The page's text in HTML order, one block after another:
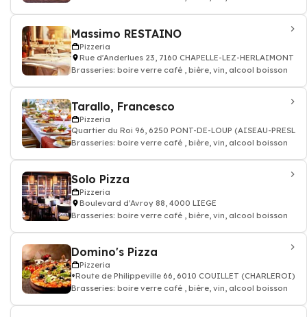
Massimo RESTAINO
Pizzeria
Rue d'Anderlues 23, 7160 CHAPELLE-LEZ-HERLAIMONT
Brasseries: boire verre café , bière, vin, alcool boisson
Tarallo, Francesco
Pizzeria
Quartier du Roi 96, 6250 PONT-DE-LOUP (AISEAU-
Brasseries: boire verre café , bière, vin, alcool boisson
Solo Pizza
Pizzeria
Boulevard d'Avroy 88, 4000 LIEGE
Brasseries: boire verre café , bière, vin, alcool boisson
Domino's Pizza
Pizzeria
Route de Philippeville 66, 6010 COUILLET (CHARLEROI)
Brasseries: boire verre café , bière, vin, alcool boisson